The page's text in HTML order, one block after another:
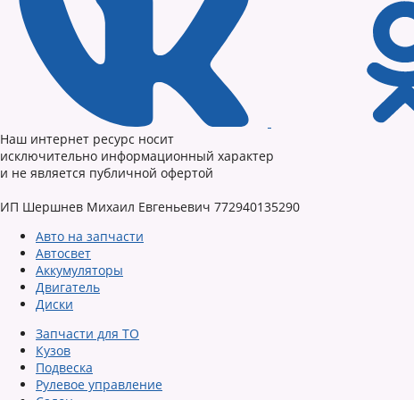
Наш интернет ресурс носит
исключительно информационный характер
и не является публичной офертой
ИП Шершнев Михаил Евгеньевич 772940135290
Авто на запчасти
Автосвет
Аккумуляторы
Двигатель
Диски
Запчасти для ТО
Кузов
Подвеска
Рулевое управление